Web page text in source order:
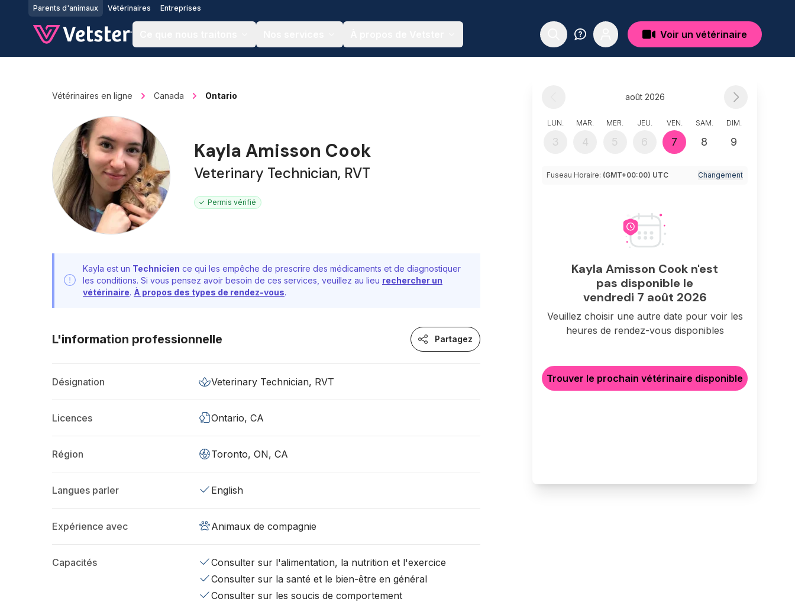
Jump to main content
Parents d'animaux Vétérinaires Entreprises
Voir un vétérinaire
Vétérinaires en ligne Canada Ontario
Kayla Amisson Cook
Veterinary Technician, RVT
Permis vérifié
Kayla est un Technicien ce qui les empêche de prescrire des médicaments et de diagnostiquer
les conditions. Si vous pensez avoir besoin de ces services, veuillez au lieu rechercher un
vétérinaire. À propos des types de rendez-vous.
L'information professionnelle Partagez
Désignation Veterinary Technician, RVT
Licences Ontario, CA
Région Toronto, ON, CA
Langues parler English
Expérience avec Animaux de compagnie
Capacités
Consulter sur l'alimentation, la nutrition et l'exercice
Consulter sur la santé et le bien-être en général
Consulter sur les soucis de comportement
août 2026
LUN.
3
MAR.
4
MER.
5
JEU.
6
VEN.
7
SAM.
8
DIM.
9
Fuseau Horaire: (GMT+00:00) UTC Changement
Kayla Amisson Cook n'est
pas disponible le
vendredi 7 août 2026
Veuillez choisir une autre date pour voir les
heures de rendez-vous disponibles
Trouver le prochain vétérinaire disponible